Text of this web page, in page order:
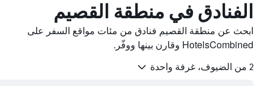
الفنادق في منطقة القصيم
ابحث عن منطقة القصيم فنادق من مئات مواقع السفر على
HotelsCombined وقارن بينها ووفّر.
2 من الضيوف، غرفة واحدة